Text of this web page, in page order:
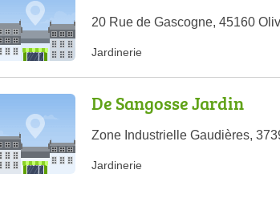
20 Rue de Gascogne, 45160
Jardinerie
De Sangosse Jardin
Zone Industrielle Gaudières,
Jardinerie